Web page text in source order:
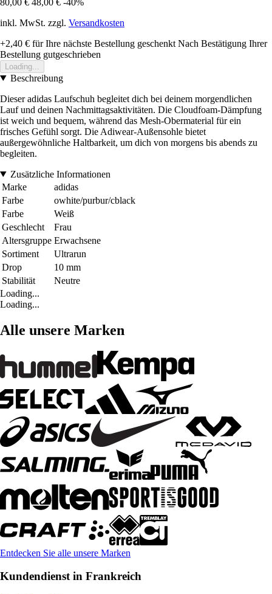
inkl. MwSt. zzgl. Versandkosten
+2,40 € für Ihre nächste Bestellung geschenkt Nach Bestätigung Ihrer
Bestellung gutgeschrieben
Loading...
Beschreibung
Dieser adidas Laufschuh begleitet dich bei deinem morgendlichen
Lauf und deinen Nachmittagsaktivitäten. Die Cloudfoam-Dämpfung
ist weich und bequem, während das Mesh-Obermaterial für ein
frisches Gefühl sorgt. Die Adiwear-Außensohle bietet
außergewöhnliche Haltbarkeit, um dich von morgens bis abends zu
begleiten.
Zusätzliche Informationen
Marke
adidas
Farbe
owhite/purbur/cblack
Farbe
Weiß
Geschlecht
Frau
Altersgruppe Erwachsene
Sortiment
Ultrarun
Drop
10 mm
Stabilität
Neutre
Loading...
Loading...
Alle unsere Marken
Entdecken Sie alle unsere Marken
Kundendienst in Frankreich